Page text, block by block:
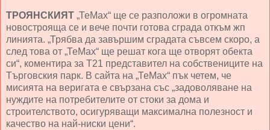
ТРОЯНСКИЯТ „ТеМах“ ще се разположи в огромната
новострояща се и вече почти готова сграда откъм жп
линията. „Трябва да завършим сградата съвсем скоро, а
след това от „ТеМах“ ще решат кога ще отворят обекта
си“, коментира за Т21 представител на собствениците на
Търговския парк. В сайта на „ТеМах“ пък четем, че
мисията на веригата е свързана със „задоволяване на
нуждите на потребителите от стоки за дома и
строителството, осигуряващи максимална полезност и
качество на най-ниски цени“.